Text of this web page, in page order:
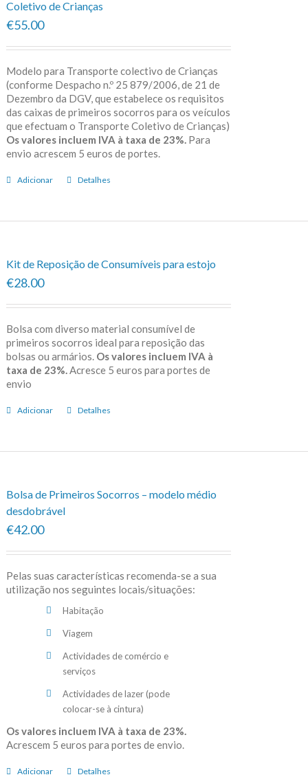
Coletivo de Crianças
€55.00
Modelo para Transporte colectivo de Crianças
(conforme Despacho n.º 25 879/2006, de 21 de
Dezembro da DGV, que estabelece os requisitos
das caixas de primeiros socorros para os veículos
que efectuam o Transporte Coletivo de Crianças)
Os valores incluem IVA à taxa de 23%. Para
envio acrescem 5 euros de portes.
Adicionar Detalhes
Kit de Reposição de Consumíveis para estojo
€28.00
Bolsa com diverso material consumível de
primeiros socorros ideal para reposição das
bolsas ou armários. Os valores incluem IVA à
taxa de 23%. Acresce 5 euros para portes de
envio
Adicionar Detalhes
Bolsa de Primeiros Socorros – modelo médio
desdobrável
€42.00
Pelas suas características recomenda-se a sua
utilização nos seguintes locais/situações:
Habitação
Viagem
Actividades de comércio e
serviços
Actividades de lazer (pode
colocar-se à cintura)
Os valores incluem IVA à taxa de 23%.
Acrescem 5 euros para portes de envio.
Adicionar Detalhes